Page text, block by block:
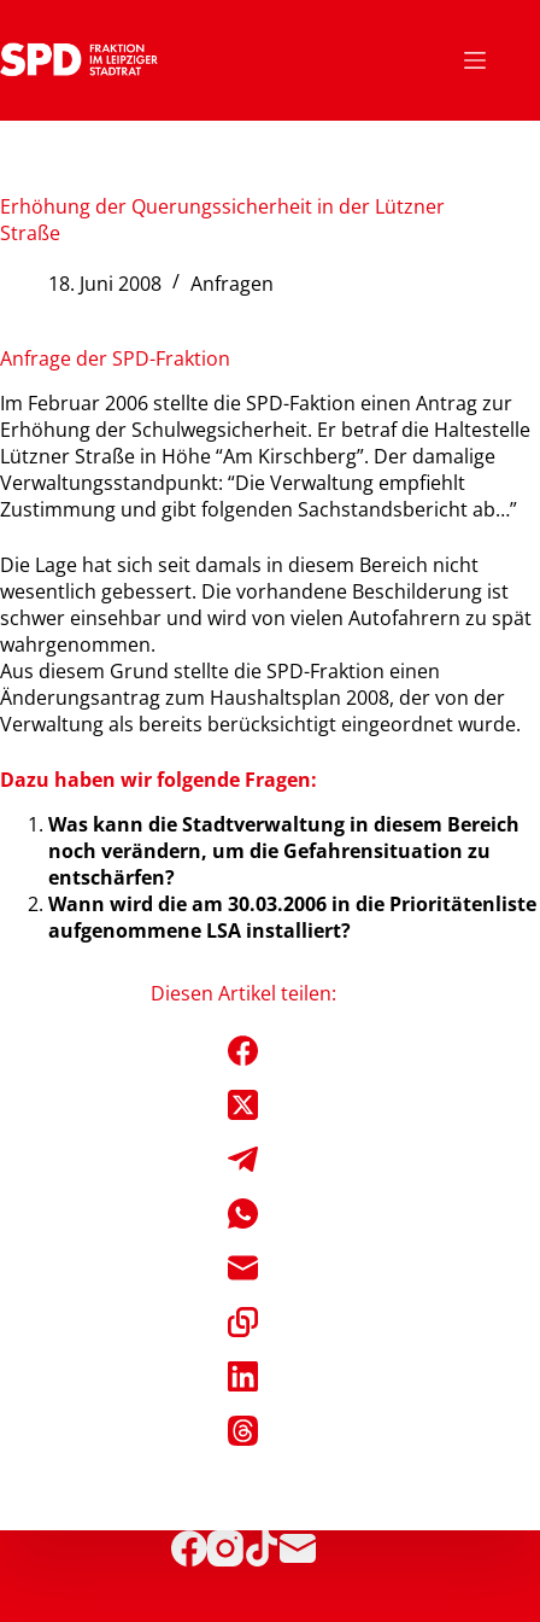
Inhalt
springen
Erhöhung der Querungssicherheit in der Lützner
Straße
18. Juni 2008
Anfragen
Anfrage der SPD-Fraktion
Im Februar 2006 stellte die SPD-Faktion einen Antrag zur
Erhöhung der Schulwegsicherheit. Er betraf die Haltestelle
Lützner Straße in Höhe “Am Kirschberg”. Der damalige
Verwaltungsstandpunkt: “Die Verwaltung empfiehlt
Zustimmung und gibt folgenden Sachstandsbericht ab…”
Die Lage hat sich seit damals in diesem Bereich nicht
wesentlich gebessert. Die vorhandene Beschilderung ist
schwer einsehbar und wird von vielen Autofahrern zu spät
wahrgenommen.
Aus diesem Grund stellte die SPD-Fraktion einen
Änderungsantrag zum Haushaltsplan 2008, der von der
Verwaltung als bereits berücksichtigt eingeordnet wurde.
Dazu haben wir folgende Fragen:
Was kann die Stadtverwaltung in diesem Bereich
noch verändern, um die Gefahrensituation zu
entschärfen?
Wann wird die am 30.03.2006 in die Prioritätenliste
aufgenommene LSA installiert?
Diesen Artikel teilen: